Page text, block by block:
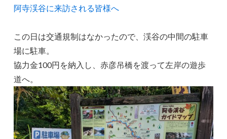
阿寺渓谷に来訪される皆様へ
この日は交通規制はなかったので、渓谷の中間の駐車
場に駐車。
協力金100円を納入し、赤彦吊橋を渡って左岸の遊歩
道へ。